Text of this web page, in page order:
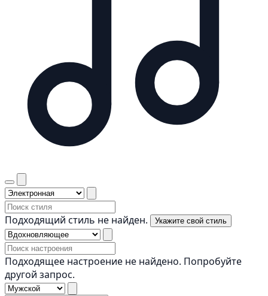
Подходящий стиль не найден. Укажите свой стиль
Подходящее настроение не найдено. Попробуйте
другой запрос.